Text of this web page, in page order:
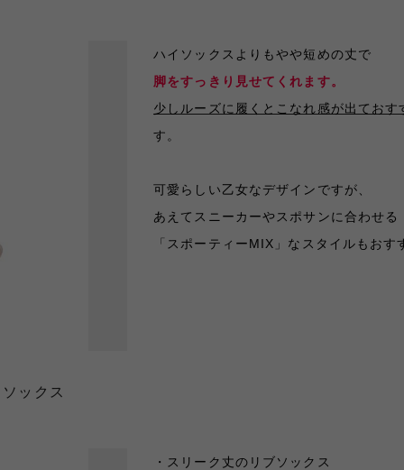
ックス
ハイソックスよりもやや短めの丈で
脚をすっきり見せてくれます。
少しルーズに履くとこなれ感が出ておす
す。
可愛らしい乙女なデザインですが、
あえてスニーカーやスポサンに合わせる
「スポーティーMIX」なスタイルもおす
・スリーク丈のリブソックス